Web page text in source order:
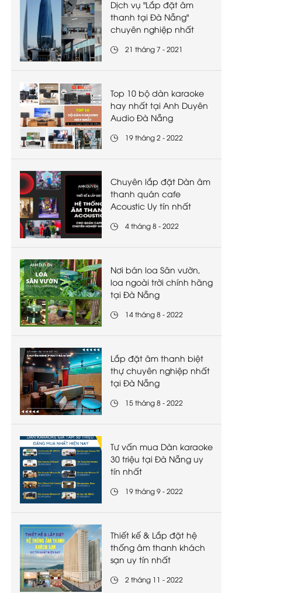
Dịch vụ "Lắp đặt âm
thanh tại Đà Nẵng"
chuyên nghiệp nhất
21 tháng 7 - 2021
Top 10 bộ dàn karaoke
hay nhất tại Anh Duyên
Audio Đà Nẵng
19 tháng 2 - 2022
Chuyên lắp đặt Dàn âm
thanh quán cafe
Acoustic Uy tín nhất
4 tháng 8 - 2022
Nơi bán loa Sân vườn,
loa ngoài trời chính hãng
tại Đà Nẵng
14 tháng 8 - 2022
Lắp đặt âm thanh biệt
thự chuyên nghiệp nhất
tại Đà Nẵng
15 tháng 8 - 2022
Tư vấn mua Dàn karaoke
30 triệu tại Đà Nẵng uy
tín nhất
19 tháng 9 - 2022
Thiết kế & Lắp đặt hệ
thống âm thanh khách
sạn uy tín nhất
2 tháng 11 - 2022